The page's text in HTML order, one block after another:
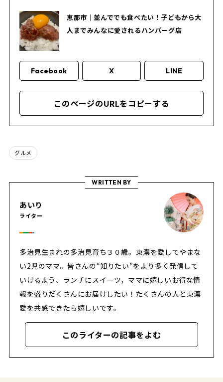
恵那市｜並んででも食べたい！子どもから大
人までみんなに愛されるハンバーグ店
Facebook X LINE
このページのURLをコピーする
グルメ
WRITTEN BY
あいり
ライター
多治見生まれの多治見育ち３０歳。東濃を愛してやまな
い2児のママ。皆さんの“知りたい”をより多く発信して
いけるよう、ランチにスイーツ，ママに嬉しいお得な情
報を盛りだくさんにお届けしたい！たくさんの人と東濃
愛を共感できたら嬉しいです。
このライターの記事をよむ